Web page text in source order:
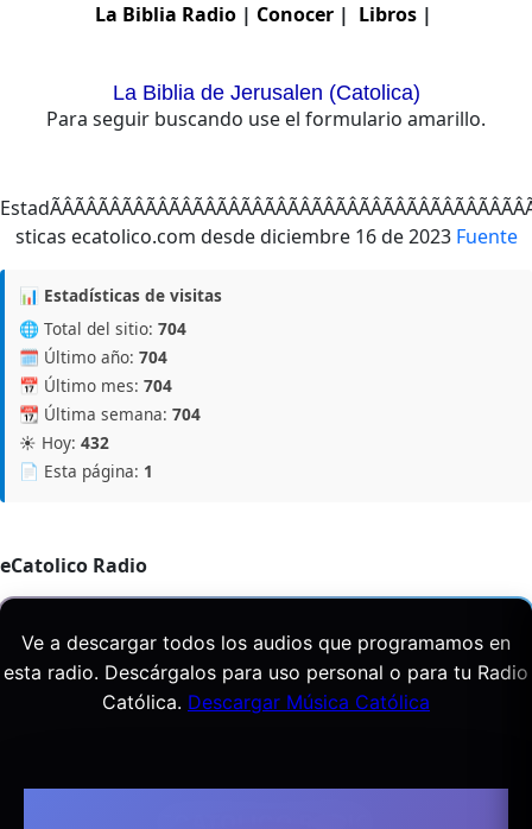
La Biblia Radio | Conocer | Libros |
La Biblia de Jerusalen (Catolica)
Para seguir buscando use el formulario amarillo.
Fuente
📊 Estadísticas de visitas
🌐 Total del sitio: 704
🗓️ Último año: 704
📅 Último mes: 704
📆 Última semana: 704
☀️ Hoy: 432
📄 Esta página: 1
eCatolico Radio